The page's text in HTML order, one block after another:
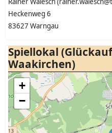
Heckenweg 6
83627 Warngau
Spiellokal
Waakirchen)
+
−